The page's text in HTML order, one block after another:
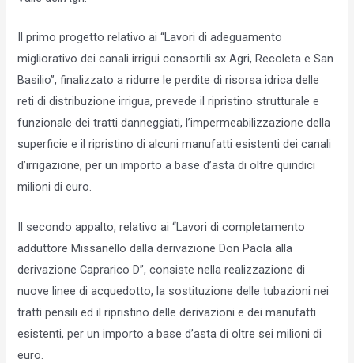
Il primo progetto relativo ai “Lavori di adeguamento
migliorativo dei canali irrigui consortili sx Agri, Recoleta e San
Basilio”, finalizzato a ridurre le perdite di risorsa idrica delle
reti di distribuzione irrigua, prevede il ripristino strutturale e
funzionale dei tratti danneggiati, l’impermeabilizzazione della
superficie e il ripristino di alcuni manufatti esistenti dei canali
d’irrigazione, per un importo a base d’asta di oltre quindici
milioni di euro.
Il secondo appalto, relativo ai “Lavori di completamento
adduttore Missanello dalla derivazione Don Paola alla
derivazione Caprarico D”, consiste nella realizzazione di
nuove linee di acquedotto, la sostituzione delle tubazioni nei
tratti pensili ed il ripristino delle derivazioni e dei manufatti
esistenti, per un importo a base d’asta di oltre sei milioni di
euro.